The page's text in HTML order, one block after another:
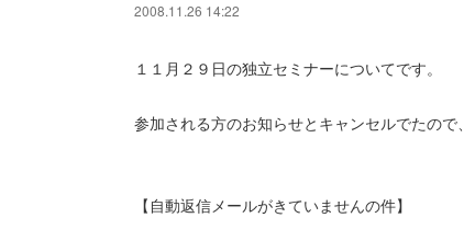
2008.11.26 14:22
１１月２９日の独立セミナーについてです。
参加される方のお知らせとキャンセルでたので
【自動返信メールがきていませんの件】